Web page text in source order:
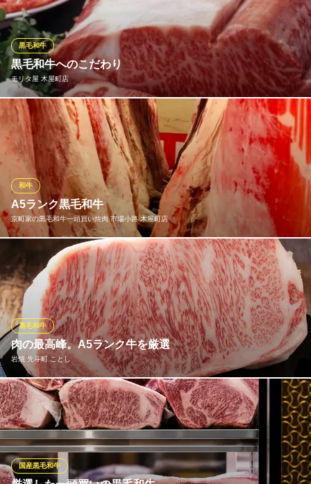
応じて3,000円～各種プランをご用意。新鮮で最高品質のお肉を是
非一度ご賞味ください。肉屋の台所 木屋町ミート
肉屋の台所 京都木屋町ミート
焼肉食べ放題飲み放題
京阪本線三条駅 徒歩3分
京都府京都市中京区材木町174 黄桜木屋町ビル 3F
黒毛和牛へのこだわり
モリタ屋 木屋町店
黒毛和牛
モリタ屋では丹波和知高原に専業牧場を設け、恵まれた自然環境
の中で資質の優れた素牛を厳選し、伝統の味を確立するために京
都肉作りに専念しております。長年の経験から培った優れた和牛
を育てる目で、全国から選りすぐった特選和牛と丹精込めて作り
上げた京都肉は、全国の皆様から味の芸術品として絶賛頂いてお
ります。
モリタ屋 木屋町店
和牛 すき焼き・鉄板焼
京阪線三条駅 徒歩5分
京都府京都市中京区木屋町三条上る上大阪町531
A5ランク黒毛和牛
京町家の黒毛和牛一頭買い焼肉 市場小路 木屋町店
和牛
黒毛和牛A5ランクのみを目利きして仕入れています。 品質の良い
高級牛をリーズナブルな価格でご堪能いただけます。
京町家の黒毛和牛一頭買い焼肉 市場小路 木屋町店
京町家 焼肉
阪急京都線京都河原町駅 徒歩3分
京都府京都市下京区木屋町通仏光寺上ル天王子町3-154-1
肉の最高峰。A5ランク牛を厳選
岩焼 先斗町 ことし
黒毛和牛
トップクラスの牛肉をお届けするお店は他にも数多くあります
が、この価格で楽しめるお店はなかなか無いと自負しています！
松坂牛や鹿児島牛、宮崎牛、「幻の牛」とも称される伊賀牛な
ど、全国各地の素晴らしい牛肉から、その時々の良質なものを厳
選。ステーキや岩焼、しゃぶしゃぶなど、食べ方も様々にご用意
しています。
国産黒毛和牛